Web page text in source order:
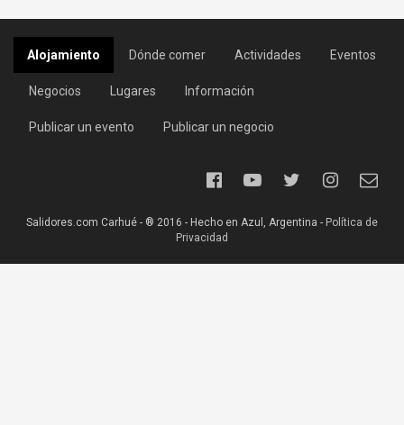
Alojamiento Dónde comer Actividades Eventos
Negocios Lugares Información
Publicar un evento Publicar un negocio
Salidores.com Carhué - ® 2016 - Hecho en Azul, Argentina - Política de
Privacidad